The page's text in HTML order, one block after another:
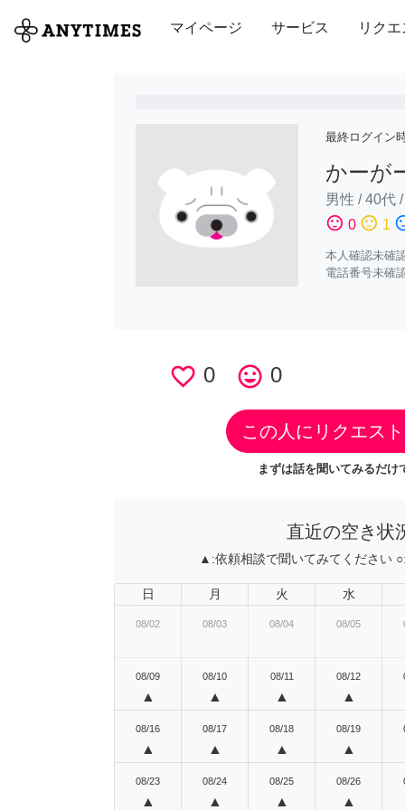
マイページ サービス リクエ
全て 修理・組立 家事 引っ越し
最終ログイン
かーが
男性 /40代 /
sentiment_satisfied 0 sentiment_neutral 1
本人確認未確
電話番号未確
favorite_border 0 tag_faces 0
この人にリクエス
まずは話を聞いてみるだけ
直近の空き状
▲:依頼相談で聞いてみてください ○:
日 月 火 水
08/02 08/03 08/04 08/05
08/09
▲
08/10
▲
08/11
▲
08/12
▲
08/16
▲
08/17
▲
08/18
▲
08/19
▲
08/23
▲
08/24
▲
08/25
▲
08/26
▲